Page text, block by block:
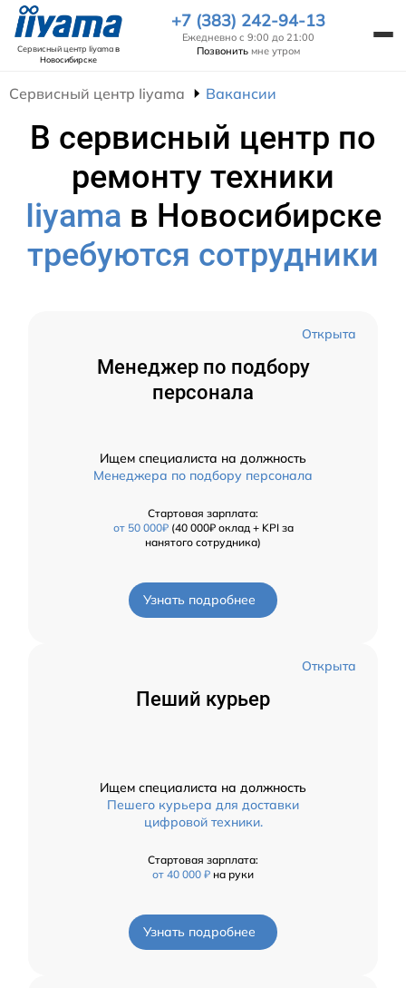
Сервисный центр Iiyamaв
Новосибирске
+7 (383) 242-94-13
Ежедневно с 9:00 до 21:00
Позвонить мне утром
Сервисный центр Iiyama Вакансии
В сервисный центр по
ремонту техники
Iiyama в Новосибирске
требуются сотрудники
Открыта
Менеджер по подбору
персонала
Ищем специалиста на должность
Менеджера по подбору персонала
Стартовая зарплата:
от 50 000₽(40 000₽ оклад + KPI за
нанятого сотрудника)
Узнать подробнее
Открыта
Пеший курьер
Ищем специалиста на должность
Пешего курьера для доставки
цифровой техники.
Стартовая зарплата:
от 40 000 ₽ на руки
Узнать подробнее